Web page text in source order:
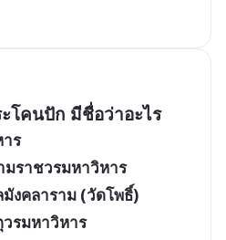
โคนปัก มีชื่อว่าอะไร
ร
ราชวรมหาวิหาร
งคลาราม (วัดโพธิ์)
รมหาวิหาร